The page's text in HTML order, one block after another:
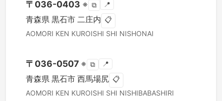
〒 036-0403 ※ ⧉ 📍
青森県 黒石市 二庄内 📋
AOMORI KEN KUROISHI SHI NISHONAI
〒 036-0507 ※ ⧉ 📍
青森県 黒石市 西馬場尻 📋
AOMORI KEN KUROISHI SHI NISHIBABASHIRI